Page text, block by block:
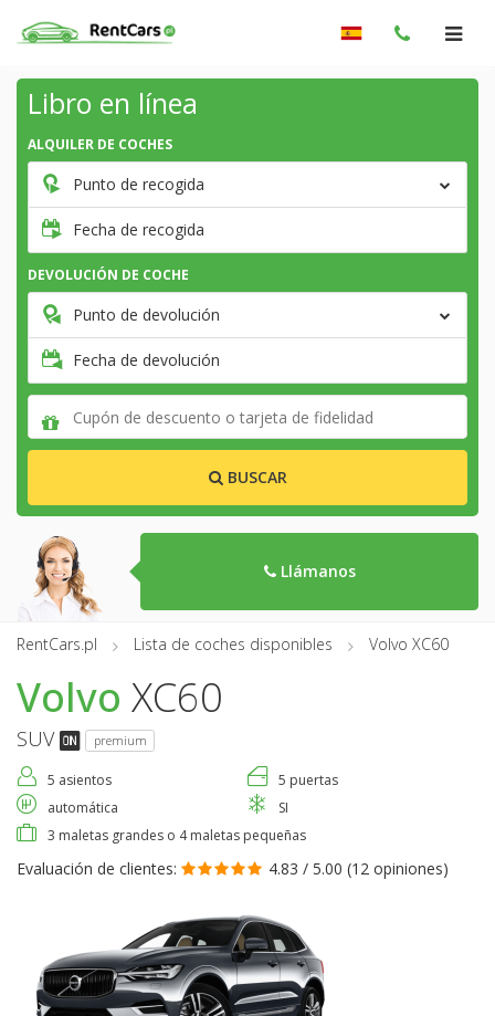
Libro en línea
ALQUILER DE COCHES
Punto de recogida
Fecha de recogida
DEVOLUCIÓN DE COCHE
Punto de devolución
Fecha de devolución
BUSCAR
Llámanos
RentCars.pl Lista de coches disponibles Volvo XC60
Volvo XC60
SUV premium
5 asientos
5 puertas
automática
SI
3 maletas grandes o 4 maletas pequeñas
Evaluación de clientes: 4.83 / 5.00 (12 opiniones)